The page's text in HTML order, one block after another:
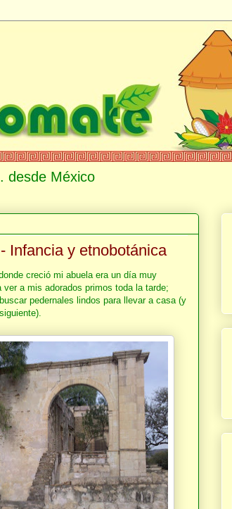
desde México
Infancia y etnobotánica
creció mi abuela era un día muy
a mis adorados primos toda la tarde;
pedernales lindos para llevar a casa (y